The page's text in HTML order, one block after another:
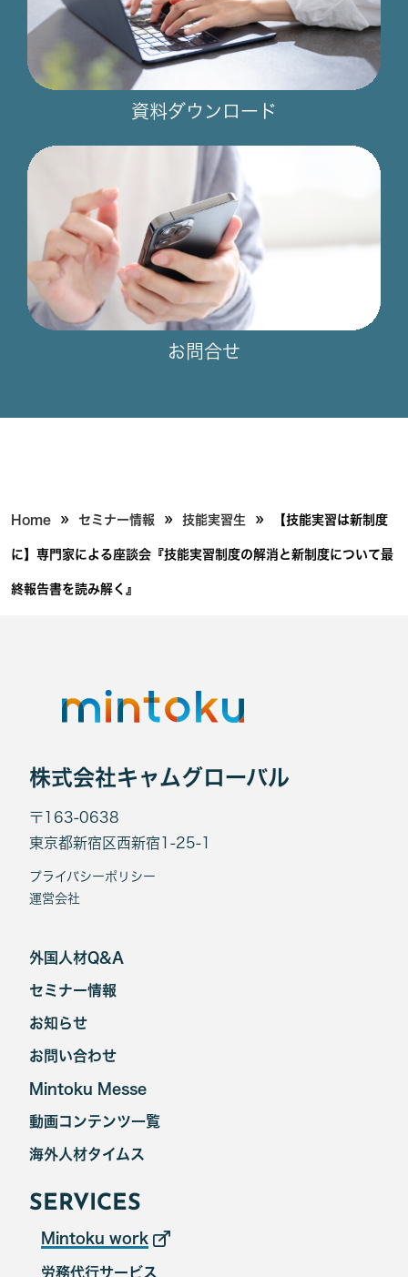
資料ダウンロード
お問合せ
Home » セミナー情報 » 技能実習生 » 【技能実習は新制度
に】専門家による座談会『技能実習制度の解消と新制度について最
終報告書を読み解く』
株式会社キャムグローバル
〒163-0638
東京都新宿区西新宿1-25-1
プライバシーポリシー
運営会社
外国人材Q&A
セミナー情報
お知らせ
お問い合わせ
Mintoku Messe
海外人材タイムス
動画コンテンツ一覧
SERVICES
Mintoku work
労務代行サービス